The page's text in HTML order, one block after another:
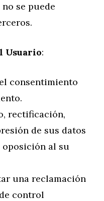
se puede
Usuario:
consentimiento
rectificación,
de sus datos
al su
una reclamación
control